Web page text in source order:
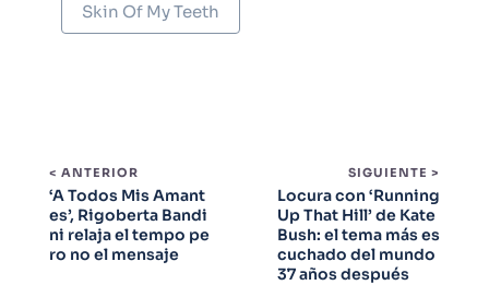
Skin Of My Teeth
< ANTERIOR
‘A Todos Mis Amant
es’, Rigoberta Bandi
ni relaja el tempo pe
ro no el mensaje
SIGUIENTE >
Locura con ‘Running
Up That Hill’ de Kate
Bush: el tema más es
cuchado del mundo
37 años después